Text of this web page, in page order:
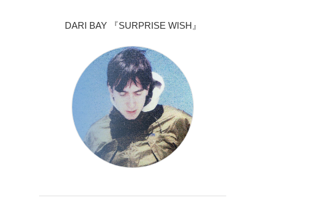
DARI BAY 『SURPRISE WISH』